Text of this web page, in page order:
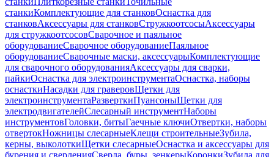
станкиКомплектующие для станковОснастка для
станковАксессуары для станковСтружкоотсосыАксессуары
для стружкоотсосовСварочное и паяльное
оборудованиеСварочное оборудованиеПаяльное
оборудованиеСварочные маски, аксессуарыКомплектующие
для сварочного оборудованияАксессуары для сварки,
пайкиОснастка для электроинструментаОснастка, наборы
оснасткиНасадки для граверовЩетки для
электроинструментаРазверткиПуансоныЩетки для
электродвигателейСлесарный инструментНаборы
инструментовГоловки, битыГаечные ключиОтвертки, наборы
отвертокНожницы слесарныеКлещи строительныеЗубила,
керны, выколоткиЩетки слесарныеОснастка и аксессуары для
бурения и сверленияСверла, буры, зенкерыКоронкиЗубила для